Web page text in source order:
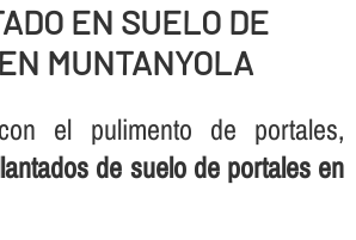
EN SUELO DE
MUNTANYOLA
el pulimento de portales,
de suelo de portales en